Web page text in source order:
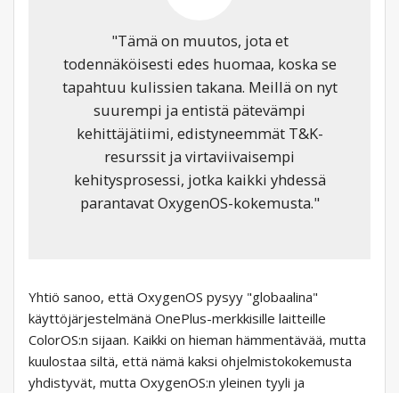
"Tämä on muutos, jota et
todennäköisesti edes huomaa, koska se
tapahtuu kulissien takana. Meillä on nyt
suurempi ja entistä pätevämpi
kehittäjätiimi, edistyneemmät T&K-
resurssit ja virtaviivaisempi
kehitysprosessi, jotka kaikki yhdessä
parantavat OxygenOS-kokemusta."
Yhtiö sanoo, että OxygenOS pysyy "globaalina"
käyttöjärjestelmänä OnePlus-merkkisille laitteille
ColorOS:n sijaan. Kaikki on hieman hämmentävää, mutta
kuulostaa siltä, ​​että nämä kaksi ohjelmistokokemusta
yhdistyvät, mutta OxygenOS:n yleinen tyyli ja